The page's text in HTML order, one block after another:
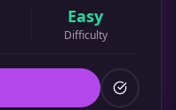
Easy
Difficulty